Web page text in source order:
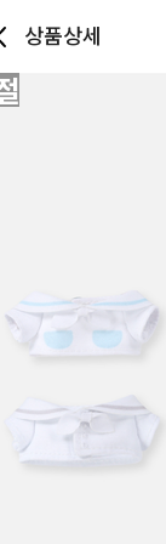
상품상세